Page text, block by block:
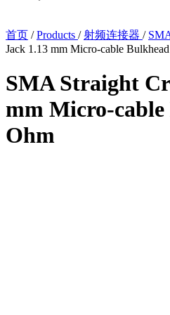
首页 / Products / 射频连接器 /
Jack 1.13 mm Micro-cable
SMA Straight
mm Micro-cable
Ohm